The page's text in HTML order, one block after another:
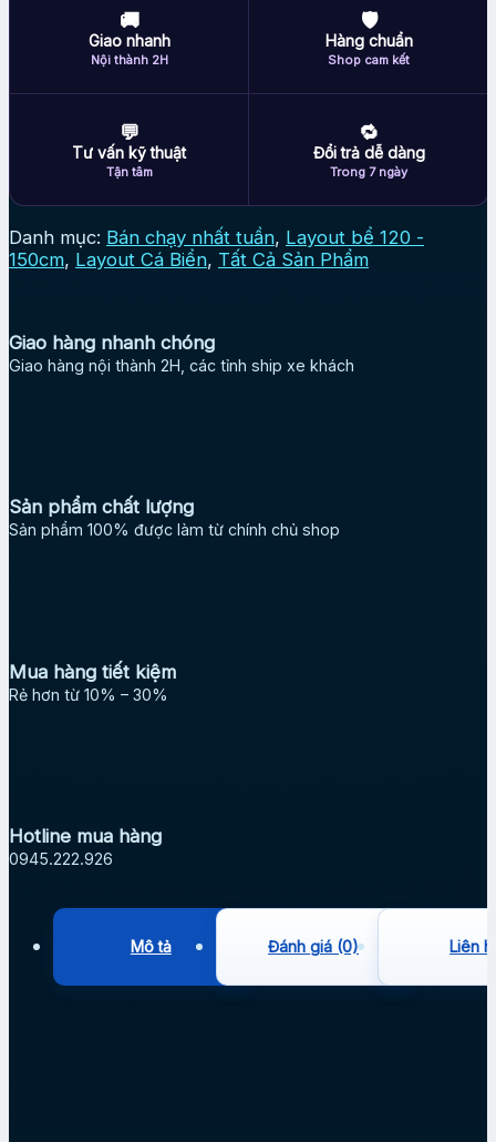
🚚
Giao nhanh
Nội thành 2H
🛡
Hàng chuẩn
Shop cam kết
💬
Tư vấn kỹ thuật
Tận tâm
🔁
Đổi trả dễ dàng
Trong 7 ngày
Danh mục: Bán chạy nhất tuần, Layout bể 120 -
150cm, Layout Cá Biển, Tất Cả Sản Phẩm
Giao hàng nhanh chóng
Giao hàng nội thành 2H, các tỉnh ship xe khách
Sản phẩm chất lượng
Sản phẩm 100% được làm từ chính chủ shop
Mua hàng tiết kiệm
Rẻ hơn từ 10% – 30%
Hotline mua hàng
0945.222.926
Mô tả Đánh giá (0) Liên